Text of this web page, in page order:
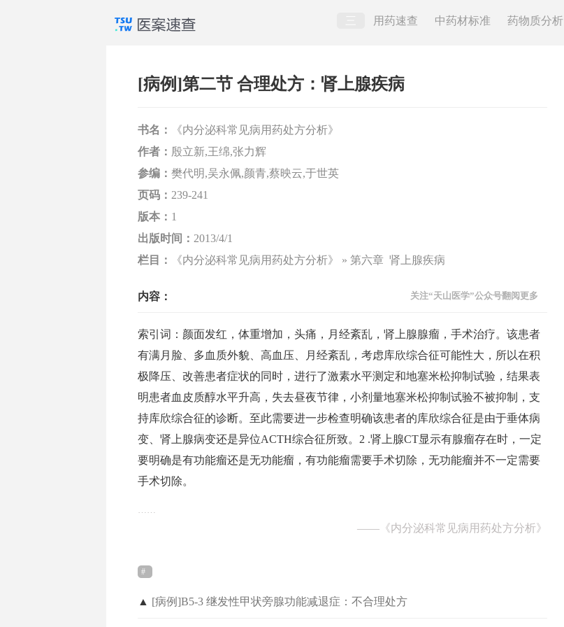
用药速查 中药材标准 药物质分析
[病例]第二节 合理处方：肾上腺疾病
书名：
《内分泌科常见病用药处方分析》
作者： 殷立新,王绵,张力辉
参编： 樊代明,吴永佩,颜青,蔡映云,于世英
页码： 239-241
版本： 1
出版时间： 2013/4/1
栏目：
《内分泌科常见病用药处方分析》 » 第六章 肾上腺疾病
内容： 关注“天山医学”公众号翻阅更多
索引词：颜面发红，体重增加，头痛，月经紊乱，肾上腺腺瘤，手术治疗。该患者
有满月脸、多血质外貌、高血压、月经紊乱，考虑库欣综合征可能性大，所以在积
极降压、改善患者症状的同时，进行了激素水平测定和地塞米松抑制试验，结果表
明患者血皮质醇水平升高，失去昼夜节律，小剂量地塞米松抑制试验不被抑制，支
持库欣综合征的诊断。至此需要进一步检查明确该患者的库欣综合征是由于垂体病
变、肾上腺病变还是异位ACTH综合征所致。2 .肾上腺CT显示有腺瘤存在时，一定
要明确是有功能瘤还是无功能瘤，有功能瘤需要手术切除，无功能瘤并不一定需要
手术切除。
—— 《内分泌科常见病用药处方分析》
▲ [病例]B5-3 继发性甲状旁腺功能减退症：不合理处方